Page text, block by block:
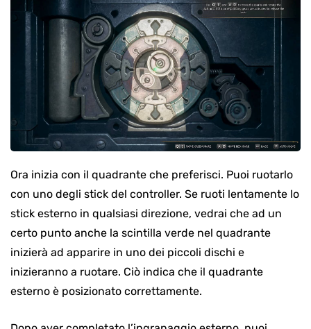
Ora inizia con il quadrante che preferisci. Puoi ruotarlo
con uno degli stick del controller. Se ruoti lentamente lo
stick esterno in qualsiasi direzione, vedrai che ad un
certo punto anche la scintilla verde nel quadrante
inizierà ad apparire in uno dei piccoli dischi e
inizieranno a ruotare. Ciò indica che il quadrante
esterno è posizionato correttamente.